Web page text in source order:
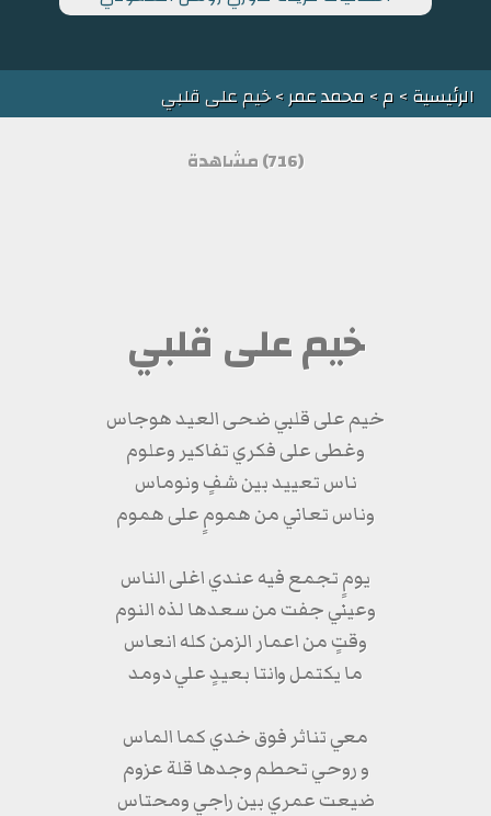
الرئيسية> م> محمد عمر> خيم على قلبي
(716) مشاهدة
خيم على قلبي
خيم على قلبي ضحى العيد هوجاس
وغطى على فكري تفاكير وعلوم
ناس تعييد بين شفٍ ونوماس
وناس تعاني من همومٍ على هموم
يومٍ تجمع فيه عندي اغلى الناس
وعيني جفت من سعدها لذه النوم
وقتٍ من اعمار الزمن كله انعاس
ما يكتمل وانتا بعيدٍ علي دومد
معي تناثر فوق خدي كما الماس
و روحي تحطم وجدها قلة عزوم
ضيعت عمري بين راجي ومحتاس